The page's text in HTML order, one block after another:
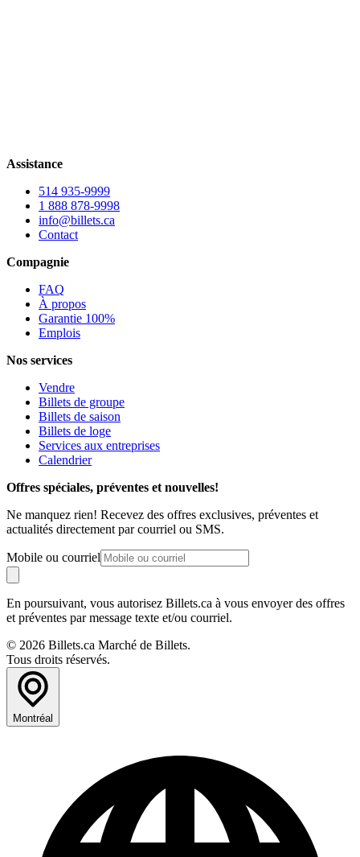
Assistance
514 935-9999
1 888 878-9998
info@billets.ca
Contact
Compagnie
FAQ
À propos
Garantie 100%
Emplois
Nos services
Vendre
Billets de groupe
Billets de saison
Billets de loge
Services aux entreprises
Calendrier
Offres spéciales, préventes et nouvelles!
Ne manquez rien! Recevez des offres exclusives, préventes et
actualités directement par courriel ou SMS.
Mobile ou courriel
En poursuivant, vous autorisez Billets.ca à vous envoyer des offres
et préventes par message texte et/ou courriel.
© 2026 Billets.ca Marché de Billets.
Tous droits réservés.
Montréal